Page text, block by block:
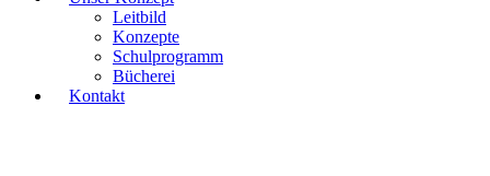
Leitbild
Konzepte
Schulprogramm
Bücherei
Kontakt